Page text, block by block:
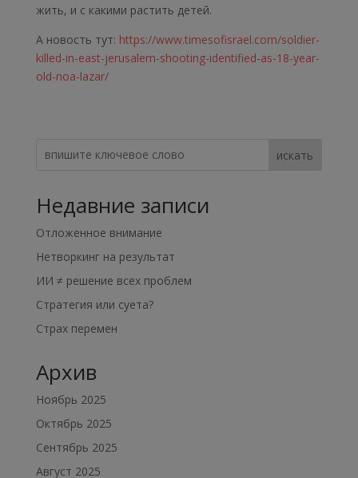
жить, и с какими растить детей.
А новость тут: https://www.timesofisrael.com/soldier-
killed-in-east-jerusalem-shooting-identified-as-18-year-
old-noa-lazar/
искать
Недавние записи
Отложенное внимание
Нетворкинг на результат
ИИ ≠ решение всех проблем
Стратегия или суета?
Страх перемен
Архив
Ноябрь 2025
Октябрь 2025
Сентябрь 2025
Август 2025